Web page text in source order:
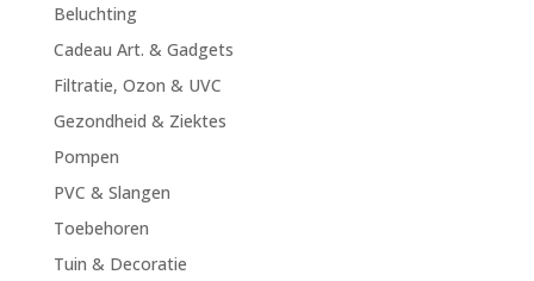
Beluchting
Cadeau Art. & Gadgets
Filtratie, Ozon & UVC
Gezondheid & Ziektes
Pompen
PVC & Slangen
Toebehoren
Tuin & Decoratie